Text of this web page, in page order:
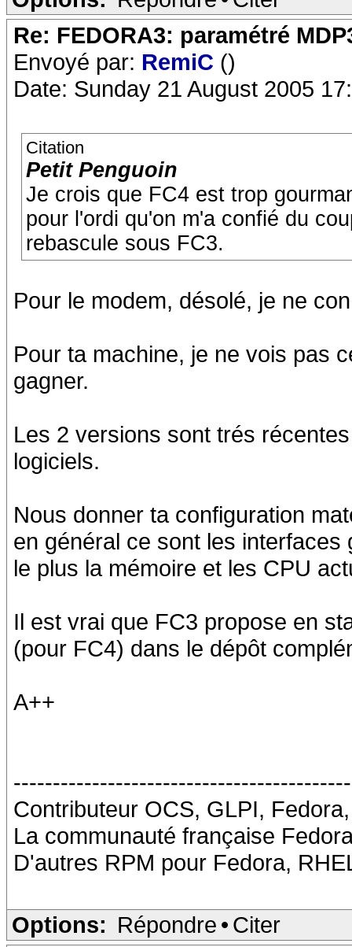
Re: FEDORA3: paramétré
Envoyé par: RemiC ()
Date: Sunday 21 August 2005
Citation
Petit Penguoin
Je crois que FC4 est trop
pour l'ordi qu'on m'a confié du
rebascule sous FC3.
Pour le modem, désolé, je ne
Pour ta machine, je ne vois pas
gagner.
Les 2 versions sont trés
logiciels.
Nous donner ta configuration
en général ce sont les
le plus la mémoire et les CPU
Il est vrai que FC3 propose en
(pour FC4) dans le dépôt
A++
Contributeur OCS, GLPI,
La communauté française
D'autres RPM pour Fedora,
Options: Répondre • Citer